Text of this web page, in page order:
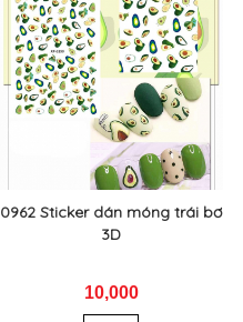
0962 Sticker dán móng trái bơ
3D
10,000